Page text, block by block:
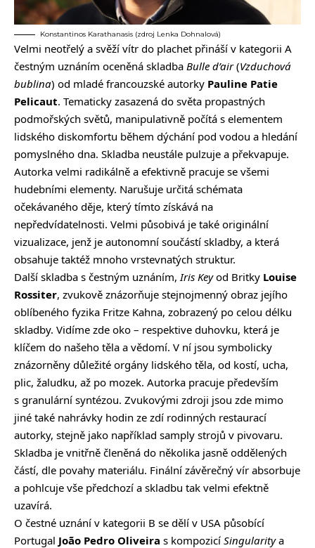
Konstantinos Karathanasis (zdroj Lenka Dohnalová)
Velmi neotřelý a svěží vítr do plachet přináší v kategorii A
čestným uznáním oceněná skladba Bulle d’air(Vzduchová
bublina) od mladé francouzské autorky Pauline Patie
Pelicaut. Tematicky zasazená do světa propastných
podmořských světů, manipulativně počítá s elementem
lidského diskomfortu během dýchání pod vodou a hledání
pomyslného dna. Skladba neustále pulzuje a překvapuje.
Autorka velmi radikálně a efektivně pracuje se všemi
hudebními elementy. Narušuje určitá schémata
očekávaného děje, který tímto získává na
nepředvídatelnosti. Velmi působivá je také originální
vizualizace, jenž je autonomní součástí skladby, a která
obsahuje taktéž mnoho vrstevnatých struktur.
Další skladba s čestným uznáním, Iris Keyod Britky Louise
Rossiter, zvukově znázorňuje stejnojmenný obraz jejího
oblíbeného fyzika Fritze Kahna, zobrazený po celou délku
skladby. Vidíme zde oko – respektive duhovku, která je
klíčem do našeho těla a vědomí. V ní jsou symbolicky
znázorněny důležité orgány lidského těla, od kostí, ucha,
plic, žaludku, až po mozek. Autorka pracuje především
s granulární syntézou. Zvukovými zdroji jsou zde mimo
jiné také nahrávky hodin ze zdí rodinných restaurací
autorky, stejně jako například samply strojů v pivovaru.
Skladba je vnitřně členěná do několika jasně oddělených
částí, dle povahy materiálu. Finální závěrečný vír absorbuje
a pohlcuje vše předchozí a skladbu tak velmi efektně
uzavírá.
O čestné uznání v kategorii B se dělí v USA působící
Portugal João Pedro Oliveira s kompozicí Singularitya